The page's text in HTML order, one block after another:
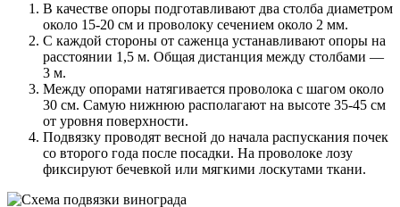
В качестве опоры подготавливают два столба диаметром
около 15-20 см и проволоку сечением около 2 мм.
С каждой стороны от саженца устанавливают опоры на
расстоянии 1,5 м. Общая дистанция между столбами —
3 м.
Между опорами натягивается проволока с шагом около
30 см. Самую нижнюю располагают на высоте 35-45 см
от уровня поверхности.
Подвязку проводят весной до начала распускания почек
со второго года после посадки. На проволоке лозу
фиксируют бечевкой или мягкими лоскутами ткани.